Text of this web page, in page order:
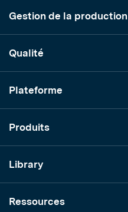
Gestion de la production
Qualité
Plateforme
Produits
Library
Ressources